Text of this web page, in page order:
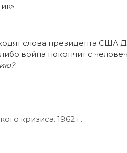
слова президента США
война покончит с
кризиса. 1962 г.